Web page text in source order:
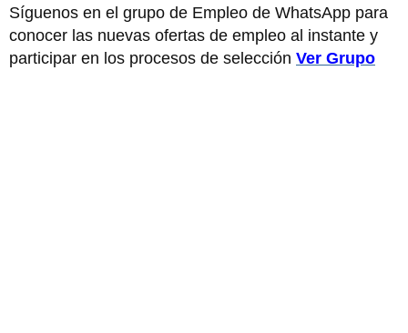
Síguenos en el grupo de Empleo de WhatsApp para
conocer las nuevas ofertas de empleo al instante y
participar en los procesos de selección Ver Grupo